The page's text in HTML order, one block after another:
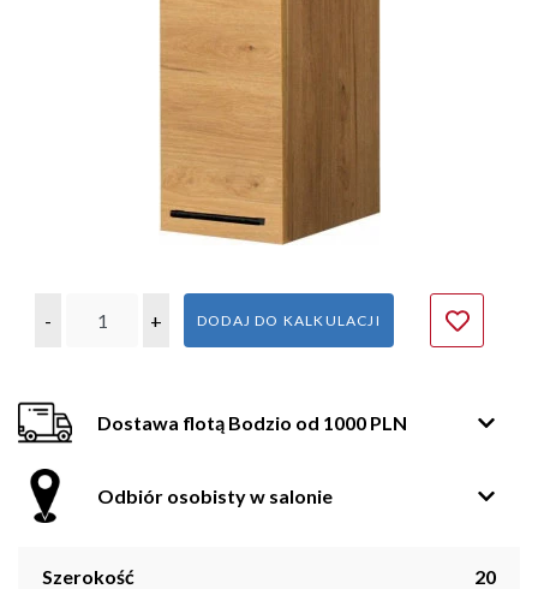
- + DODAJ DO KALKULACJI
Dostawa flotą Bodzio od 1000 PLN
Odbiór osobisty w salonie
Szerokość 20